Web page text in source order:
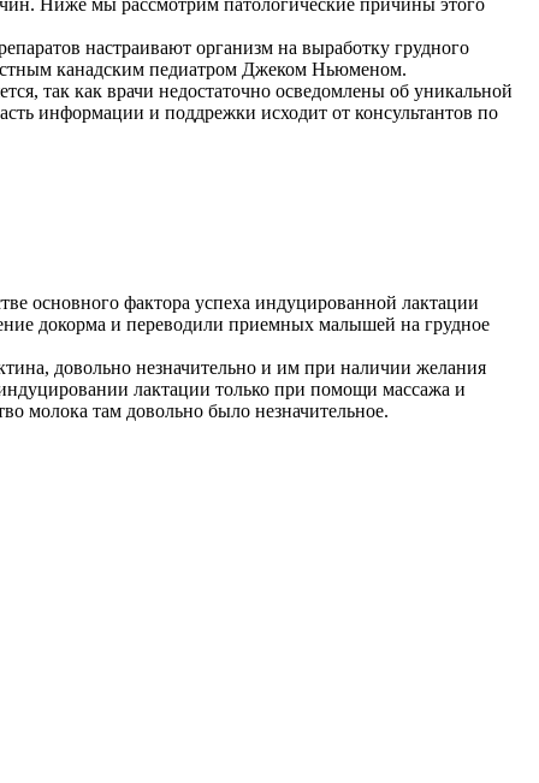
настраивают организм на выработку грудного
канадским педиатром Джеком Ньюменом.
так как врачи недостаточно осведомлены об уникальной
информации и поддрежки исходит от консультантов по
основного фактора успеха индуцированной лактации
докорма и переводили приемных малышей на грудное
довольно незначительно и им при наличии желания
лактации только при помощи массажа и
молока там довольно было незначительное.